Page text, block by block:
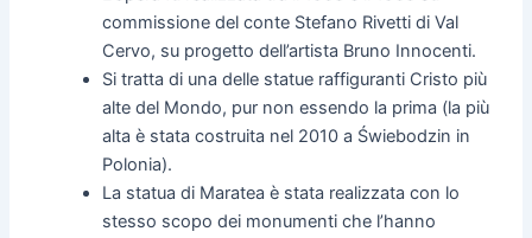
commissione del conte Stefano Rivetti di Val
Cervo, su progetto dell’artista Bruno Innocenti.
Si tratta di una delle statue raffiguranti Cristo più
alte del Mondo, pur non essendo la prima (la più
alta è stata costruita nel 2010 a Świebodzin in
Polonia).
La statua di Maratea è stata realizzata con lo
stesso scopo dei monumenti che l’hanno